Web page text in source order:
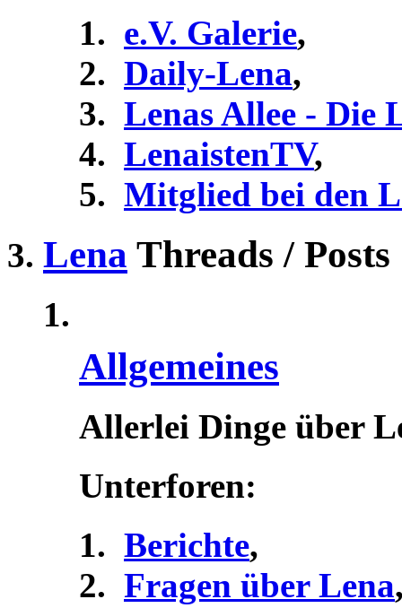
e.V. Galerie,
Daily-Lena,
Lenas Allee - Die
LenaistenTV,
Mitglied bei den
Lena Threads / Posts
Allgemeines
Allerlei Dinge über
Unterforen:
Berichte,
Fragen über Lena